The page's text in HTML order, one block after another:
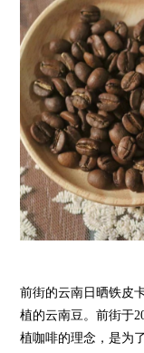
前街的云南日晒铁皮
植的云南豆。前街于
植咖啡的理念，是为